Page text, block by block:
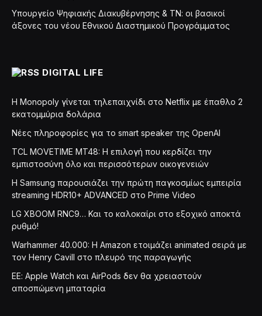
Υπουργείο Ψηφιακής Διακυβέρνησης & ΤΝ: οι βασικοί
άξονες του νέου Εθνικού Διαστημικού Προγράμματος
DIGITAL LIFE
Η Monopoly γίνεται τηλεπαιχνίδι στο Netflix με έπαθλο 2
εκατομμύρια δολάρια
Νέες πληροφορίες για το smart speaker της OpenAI
TCL MOVETIME MT48: Η επιλογή που κερδίζει την
εμπιστοσύνη όλο και περισσότερων οικογενειών
Η Samsung παρουσιάζει την πρώτη παγκοσμίως εμπειρία
streaming HDR10+ ADVANCED στο Prime Video
LG XBOOM RNC9… Και το καλοκαίρι στο εξοχικό αποκτά
ρυθμό!
Warhammer 40.000: Η Amazon ετοιμάζει animated σειρά με
τον Henry Cavill στο πλευρό της παραγωγής
ΕΕ: Apple Watch και AirPods δεν θα χρειαστούν
αποσπώμενη μπαταρία